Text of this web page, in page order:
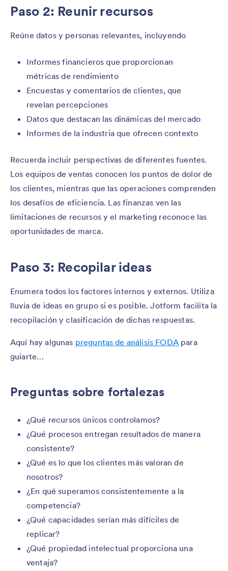
Paso 2: Reunir recursos
Reúne datos y personas relevantes, incluyendo
Informes financieros que proporcionan
métricas de rendimiento
Encuestas y comentarios de clientes, que
revelan percepciones
Datos que destacan las dinámicas del mercado
Informes de la industria que ofrecen contexto
Recuerda incluir perspectivas de diferentes fuentes.
Los equipos de ventas conocen los puntos de dolor de
los clientes, mientras que las operaciones comprenden
los desafíos de eficiencia. Las finanzas ven las
limitaciones de recursos y el marketing reconoce las
oportunidades de marca.
Paso 3: Recopilar ideas
Enumera todos los factores internos y externos. Utiliza
lluvia de ideas en grupo si es posible. Jotform facilita la
recopilación y clasificación de dichas respuestas.
Aquí hay algunas preguntas de análisis FODApara
guiarte…
Preguntas sobre fortalezas
¿Qué recursos únicos controlamos?
¿Qué procesos entregan resultados de manera
consistente?
¿Qué es lo que los clientes más valoran de
nosotros?
¿En qué superamos consistentemente a la
competencia?
¿Qué capacidades serían más difíciles de
replicar?
¿Qué propiedad intelectual proporciona una
ventaja?